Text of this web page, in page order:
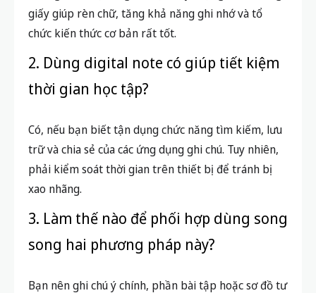
Giải đáp thắc mắc thường gặp về
việc chọn digital note hay vở giấy
1. Học sinh cấp 1, 2 có nên chuyển
sang digital note không?
Không bắt buộc. Ở giai đoạn này, việc ghi chú bằng
giấy giúp rèn chữ, tăng khả năng ghi nhớ và tổ
2. Dùng digital note có giúp tiết kiệm